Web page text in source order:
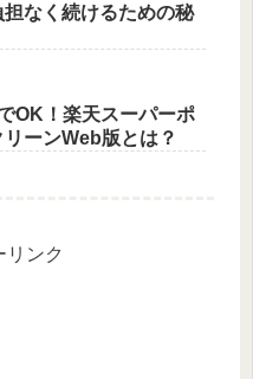
なく続けるための秘
OK！楽天スーパーポ
ーンWeb版とは？
リンク